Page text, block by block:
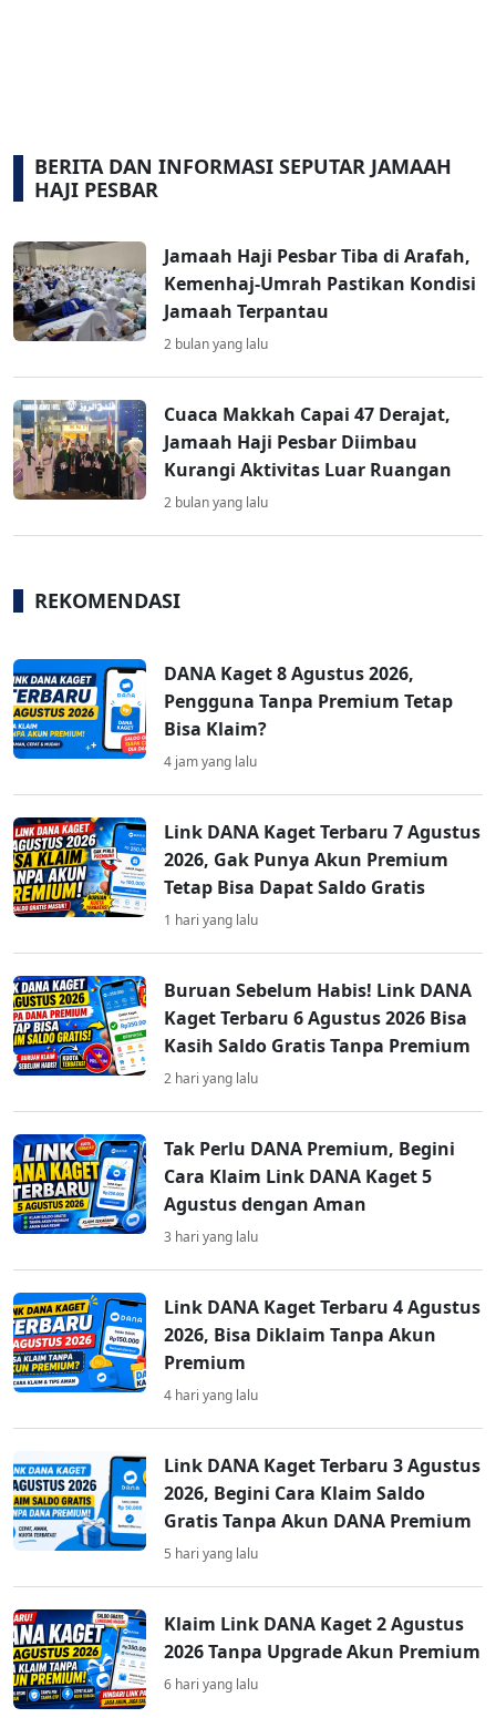
BERITA DAN INFORMASI SEPUTAR JAMAAH
HAJI PESBAR
Jamaah Haji Pesbar Tiba di Arafah,
Kemenhaj-Umrah Pastikan Kondisi
Jamaah Terpantau
2 bulan yang lalu
Cuaca Makkah Capai 47 Derajat,
Jamaah Haji Pesbar Diimbau
Kurangi Aktivitas Luar Ruangan
2 bulan yang lalu
REKOMENDASI
DANA Kaget 8 Agustus 2026,
Pengguna Tanpa Premium Tetap
Bisa Klaim?
4 jam yang lalu
Link DANA Kaget Terbaru 7 Agustus
2026, Gak Punya Akun Premium
Tetap Bisa Dapat Saldo Gratis
1 hari yang lalu
Buruan Sebelum Habis! Link DANA
Kaget Terbaru 6 Agustus 2026 Bisa
Kasih Saldo Gratis Tanpa Premium
2 hari yang lalu
Tak Perlu DANA Premium, Begini
Cara Klaim Link DANA Kaget 5
Agustus dengan Aman
3 hari yang lalu
Link DANA Kaget Terbaru 4 Agustus
2026, Bisa Diklaim Tanpa Akun
Premium
4 hari yang lalu
Link DANA Kaget Terbaru 3 Agustus
2026, Begini Cara Klaim Saldo
Gratis Tanpa Akun DANA Premium
5 hari yang lalu
Klaim Link DANA Kaget 2 Agustus
2026 Tanpa Upgrade Akun Premium
6 hari yang lalu